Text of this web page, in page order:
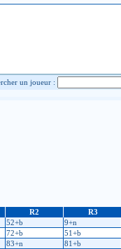
Chercher un joueur :
R2 R3
52+b 9+n
72+b 51+b
83+n 81+b